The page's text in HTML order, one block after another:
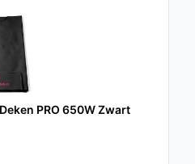
PRO 650W Zwart